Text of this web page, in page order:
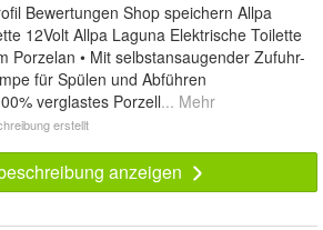
Bewertungen Shop speichern Allpa
12Volt Allpa Laguna Elektrische Toilette
Porzelan • Mit selbstansaugender Zufuhr-
für Spülen und Abführen
verglastes Porzell... Mehr
erstellt
anzeigen